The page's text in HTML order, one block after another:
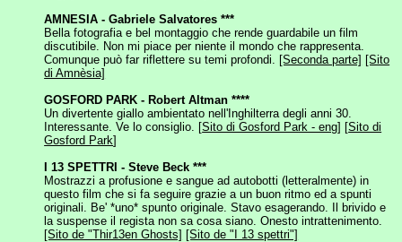
AMNESIA - Gabriele Salvatores ***
Bella fotografia e bel montaggio che rende guardabile un film
discutibile. Non mi piace per niente il mondo che rappresenta.
Comunque può far riflettere su temi profondi. [Seconda parte] [Sito
di Amnèsia]
GOSFORD PARK - Robert Altman ****
Un divertente giallo ambientato nell'Inghilterra degli anni 30.
Interessante. Ve lo consiglio. [Sito di Gosford Park - eng] [Sito di
Gosford Park]
I 13 SPETTRI - Steve Beck ***
Mostrazzi a profusione e sangue ad autobotti (letteralmente) in
questo film che si fa seguire grazie a un buon ritmo ed a spunti
originali. Be' *uno* spunto originale. Stavo esagerando. Il brivido e
la suspense il regista non sa cosa siano. Onesto intrattenimento.
[Sito de "Thir13en Ghosts] [Sito de "I 13 spettri"]